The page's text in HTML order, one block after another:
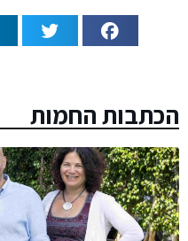
הכתבות החמות